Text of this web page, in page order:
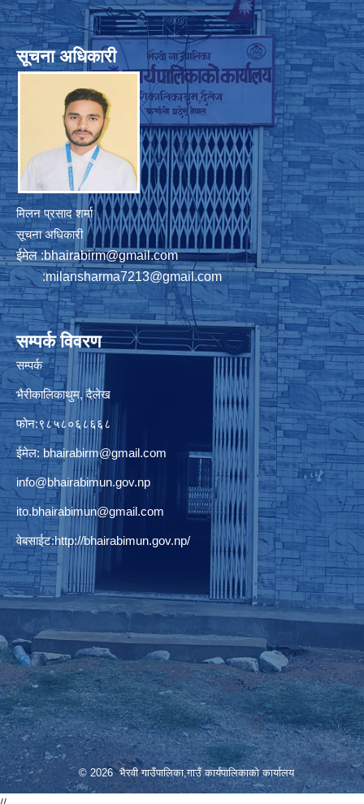
सूचना अधिकारी
मिलन प्रसाद शर्मा
सूचना अधिकारी
ईमेल :bhairabirm@gmail.com
:milansharma7213@gmail.com
सम्पर्क विवरण
सम्पर्क
भैरीकालिकाथुम, दैलेख
फोन:९८५८०६८६६८
ईमेल: bhairabirm@gmail.com
info@bhairabimun.gov.np
ito.bhairabimun@gmail.com
वेबसाईट:http://bhairabimun.gov.np/
© 2026 भैरवी गाउँपालिका,गाउँ कार्यपालिकाको कार्यालय